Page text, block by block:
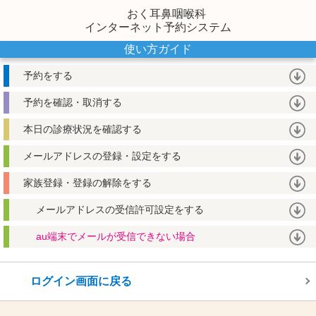
おく耳鼻咽喉科
インターネット予約システム
使い方ガイド
予約をする
予約を確認・取消する
本日の診療状況を確認する
メールアドレスの登録・設定をする
家族登録・登録の解除をする
メールアドレスの受信許可設定をする
au端末でメールが受信できない場合
ログイン画面に戻る